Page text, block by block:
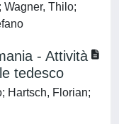
Thilo;
- Attività
tedesco
Hartsch, Florian;